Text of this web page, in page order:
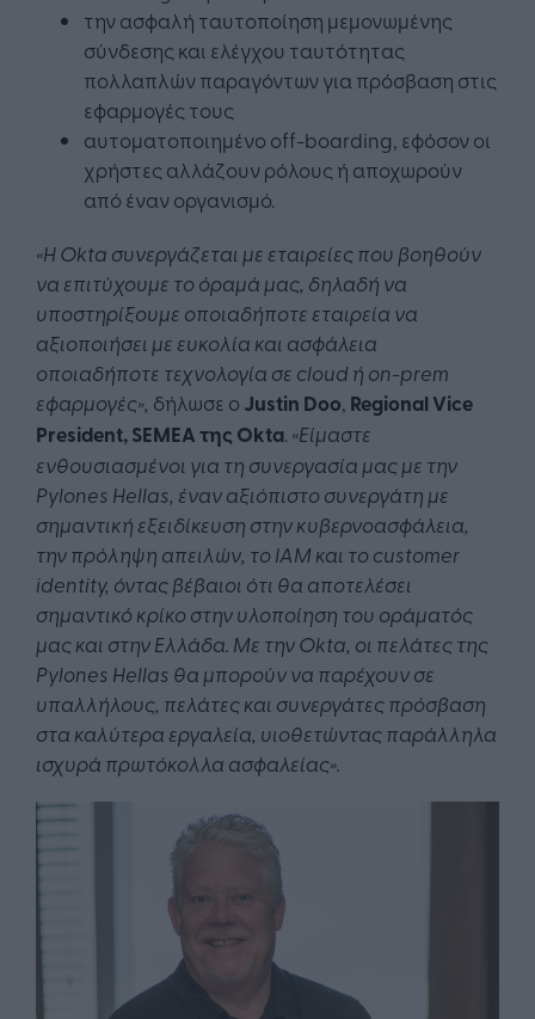
την ασφαλή ταυτοποίηση μεμονωμένης
σύνδεσης και ελέγχου ταυτότητας
πολλαπλών παραγόντων για πρόσβαση στις
εφαρμογές τους
αυτοματοποιημένο off-boarding, εφόσον οι
χρήστες αλλάζουν ρόλους ή αποχωρούν
από έναν οργανισμό.
«Η Okta συνεργάζεται με εταιρείες που βοηθούν
να επιτύχουμε το όραμά μας, δηλαδή να
υποστηρίξουμε οποιαδήποτε εταιρεία να
αξιοποιήσει με ευκολία και ασφάλεια
οποιαδήποτε τεχνολογία σε cloud ή on-prem
εφαρμογές», δήλωσε ο Justin Doo, Regional Vice
President, SEMEA της Okta. «Είμαστε
ενθουσιασμένοι για τη συνεργασία μας με την
Pylones Hellas, έναν αξιόπιστο συνεργάτη με
σημαντική εξειδίκευση στην κυβερνοασφάλεια,
την πρόληψη απειλών, το IAM και τοcustomer
identity, όντας βέβαιοι ότι θα αποτελέσει
σημαντικό κρίκο στην υλοποίηση του οράματός
μας και στην Ελλάδα. Με την Okta, οι πελάτες της
Pylones Hellas θα μπορούν να παρέχουν σε
υπαλλήλους, πελάτες και συνεργάτες πρόσβαση
στα καλύτερα εργαλεία, υιοθετώντας παράλληλα
ισχυρά πρωτόκολλα ασφαλείας».